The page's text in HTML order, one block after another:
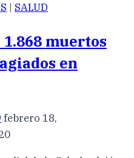
| SALUD
muertos
en
febrero 18,